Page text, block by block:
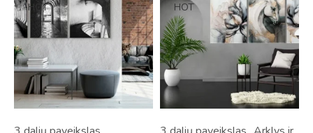
HOT
HOT